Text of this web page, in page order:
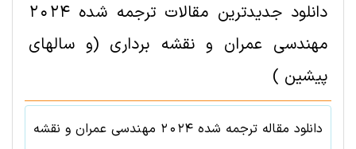
دانلود جدیدترین مقالات ترجمه شده 2024
مهندسی عمران و نقشه برداری (و سالهای
پیشین )
دانلود مقاله ترجمه شده 2024 مهندسی عمران و نقشه